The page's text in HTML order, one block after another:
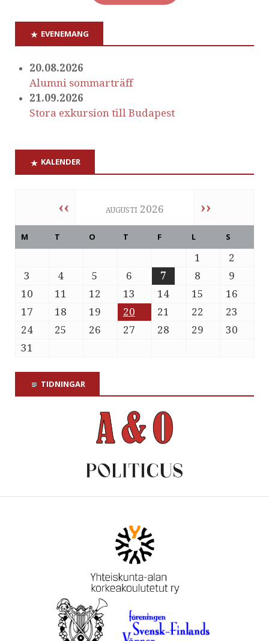
EVENEMANG
20.08.2026
Alumni sommarträff
21.09.2026
Stora exkursion till Budapest
KALENDER
‹‹ augusti 2026 ››
M T O T F L S
1
2
3
4 5 6 7 8
9
10
11 12 13 14 15
16
17
18 19 20 21 22
23
24
25 26 27 28 29
30
31
TIDNINGAR